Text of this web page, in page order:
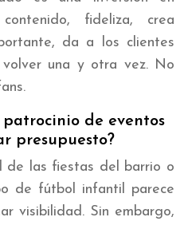
fideliza, crea
da a los clientes
una y otra vez. No
de eventos
presupuesto?
de las fiestas del barrio o
de fútbol infantil parece
visibilidad. Sin embargo,